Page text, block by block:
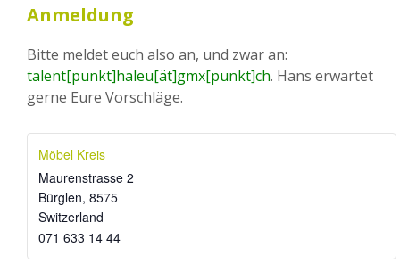
Anmeldung
Bitte meldet euch also an, und zwar an:
talent[punkt]haleu[ät]gmx[punkt]ch. Hans erwartet
gerne Eure Vorschläge.
Möbel Kreis
Maurenstrasse 2
Bürglen, 8575
Switzerland
071 633 14 44